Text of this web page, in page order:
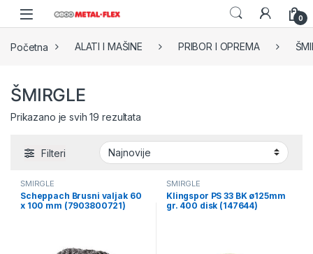
Skip to navigation
Skip to content
0
Početna ALATI I MAŠINE PRIBOR I OPREMA
ŠMIRGLE
Prikazano je svih 19 rezultataSorted by latest
Filteri
ŠMIRGLE
Scheppach Brusni valjak 60
x 100 mm (7903800721)
ŠMIRGLE
Klingspor PS 33 BK ø125mm
gr. 400 disk (147644)